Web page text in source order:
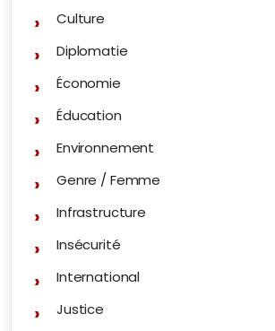
Culture
Diplomatie
Économie
Éducation
Environnement
Genre / Femme
Infrastructure
Insécurité
International
Justice